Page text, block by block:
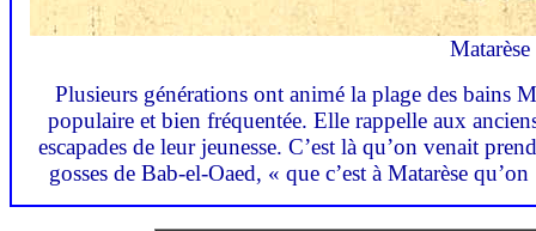
Plusieurs générations ont animé la plage des bains
populaire et bien fréquentée. Elle rappelle aux
escapades de leur jeunesse. C’est là qu’on venait
gosses de Bab-el-Oaed, « que c’est à Matarèse